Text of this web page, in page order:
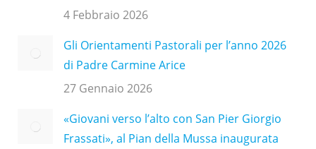
4 Febbraio 2026
Gli Orientamenti Pastorali per l’anno 2026
di Padre Carmine Arice
27 Gennaio 2026
«Giovani verso l’alto con San Pier Giorgio
Frassati», al Pian della Mussa inaugurata